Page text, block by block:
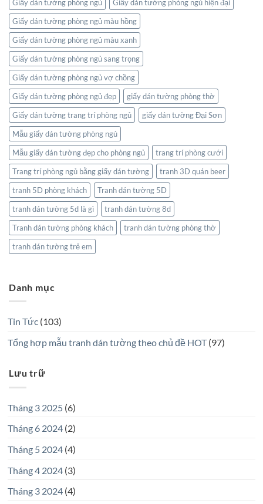
Giấy dán tường phòng ngủ
Giấy dán tường phòng ngủ hiện đại
Giấy dán tường phòng ngủ màu hồng
Giấy dán tường phòng ngủ màu xanh
Giấy dán tường phòng ngủ sang trọng
Giấy dán tường phòng ngủ vợ chồng
Giấy dán tường phòng ngủ đẹp
giấy dán tường phòng thờ
Giấy dán tường trang trí phòng ngủ
giấy dán tường Đại Sơn
Mẫu giấy dán tường phòng ngủ
Mẫu giấy dán tường đẹp cho phòng ngủ
trang trí phòng cưới
Trang trí phòng ngủ bằng giấy dán tường
tranh 3D quán beer
tranh 5D phòng khách
Tranh dán tường 5D
tranh dán tường 5d là gì
tranh dán tường 8d
Tranh dán tường phòng khách
tranh dán tường phòng thờ
tranh dán tường trẻ em
Danh mục
Tin Tức(103)
Tổng hợp mẫu tranh dán tường theo chủ đề HOT(97)
Lưu trữ
Tháng 3 2025(6)
Tháng 6 2024(2)
Tháng 5 2024(4)
Tháng 4 2024(3)
Tháng 3 2024(4)